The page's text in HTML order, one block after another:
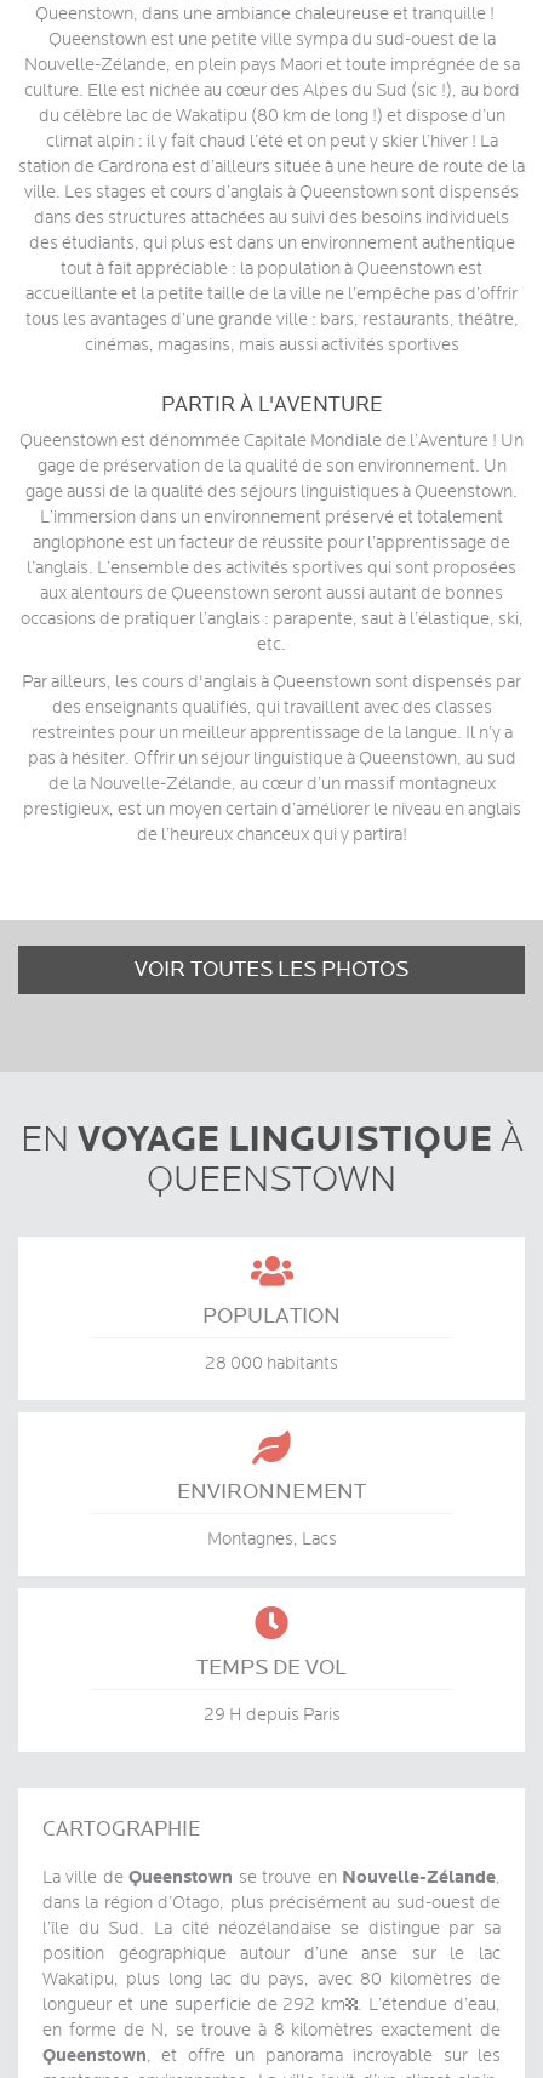
Queenstown, dans une ambiance chaleureuse et tranquille !
Queenstown est une petite ville sympa du sud-ouest de la
Nouvelle-Zélande, en plein pays Maori et toute imprégnée de sa
culture. Elle est nichée au cœur des Alpes du Sud (sic !), au bord
du célèbre lac de Wakatipu (80 km de long !) et dispose d’un
climat alpin : il y fait chaud l’été et on peut y skier l’hiver ! La
station de Cardrona est d’ailleurs située à une heure de route de la
ville. Les stages et cours d’anglais à Queenstown sont dispensés
dans des structures attachées au suivi des besoins individuels
des étudiants, qui plus est dans un environnement authentique
tout à fait appréciable : la population à Queenstown est
accueillante et la petite taille de la ville ne l’empêche pas d’offrir
tous les avantages d’une grande ville : bars, restaurants, théâtre,
cinémas, magasins, mais aussi activités sportives
PARTIR À L'AVENTURE
Queenstown est dénommée Capitale Mondiale de l’Aventure ! Un
gage de préservation de la qualité de son environnement. Un
gage aussi de la qualité des séjours linguistiques à Queenstown.
L’immersion dans un environnement préservé et totalement
anglophone est un facteur de réussite pour l’apprentissage de
l’anglais. L’ensemble des activités sportives qui sont proposées
aux alentours de Queenstown seront aussi autant de bonnes
occasions de pratiquer l’anglais : parapente, saut à l’élastique, ski,
etc.
Par ailleurs, les cours d'anglais à Queenstown sont dispensés par
des enseignants qualifiés, qui travaillent avec des classes
restreintes pour un meilleur apprentissage de la langue. Il n’y a
pas à hésiter. Offrir un séjour linguistique à Queenstown, au sud
de la Nouvelle-Zélande, au cœur d’un massif montagneux
prestigieux, est un moyen certain d’améliorer le niveau en anglais
de l’heureux chanceux qui y partira!
VOIR TOUTES LES PHOTOS
EN VOYAGE LINGUISTIQUE À
QUEENSTOWN

POPULATION
28 000 habitants

ENVIRONNEMENT
Montagnes, Lacs

TEMPS DE VOL
29 H depuis Paris
CARTOGRAPHIE
La ville deQueenstown se trouve en Nouvelle-Zélande,
dans la région d’Otago, plus précisément au sud-ouest de
l’île du Sud. La cité néozélandaise se distingue par sa
position géographique autour d’une anse sur le lac
Wakatipu, plus long lac du pays, avec 80 kilomètres de
longueur et une superficie de 292 km². L’étendue d’eau,
en forme de N, se trouve à 8 kilomètres exactement de
Queenstown, et offre un panorama incroyable sur les